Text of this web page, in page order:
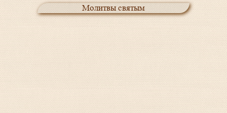
Молитвы святым